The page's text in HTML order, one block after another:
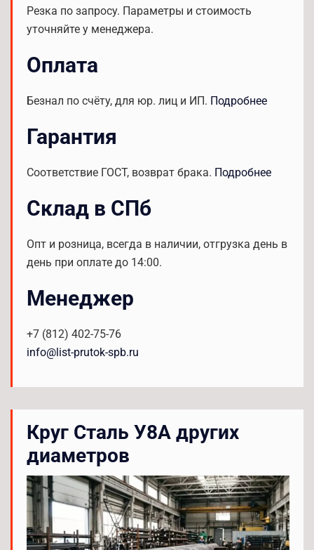
Резка по запросу. Параметры и стоимость
уточняйте у менеджера.
Оплата
Безнал по счёту, для юр. лиц и ИП. Подробнее
Гарантия
Соответствие ГОСТ, возврат брака. Подробнее
Склад в СПб
Опт и розница, всегда в наличии, отгрузка день в
день при оплате до 14:00.
Менеджер
+7 (812) 402-75-76
info@list-prutok-spb.ru
Круг Сталь У8А других
диаметров